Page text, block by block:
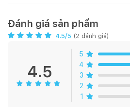
Tính năng
Men sứ chống dính, chống bám
Hệ thống xả xoáy Tornado siêu
nước
Thiết kế vành kín dễ dàng vệ sinh,
Đánh giá sản phẩm
4.5/5 (2 đánh giá)
4.5
5
4
3
2
1